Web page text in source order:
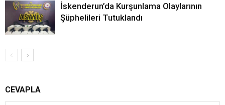
İskenderun’da Kurşunlama Olaylarının
Şüphelileri Tutuklandı
CEVAPLA